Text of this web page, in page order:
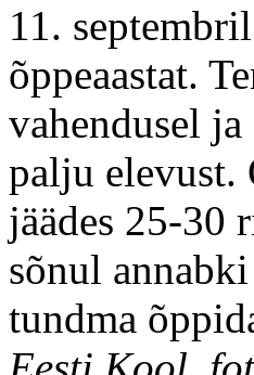
11.
õppeaastat.
vahendusel
palju elevust.
jäädes 25-30
sõnul
tundma